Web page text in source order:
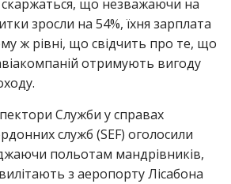
скаржаться, що незважаючи на
зросли на 54%, їхня зарплата
ж рівні, що свідчить про те, що
отримують вигоду
Служби у справах
служб (SEF) оголосили
польотам мандрівників,
з аеропорту Лісабона